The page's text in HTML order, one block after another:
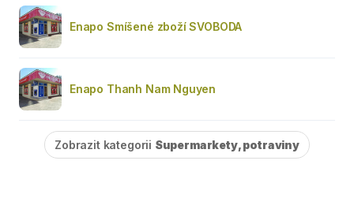
Enapo Smíšené zboží SVOBODA
Enapo Thanh Nam Nguyen
Zobrazit kategorii Supermarkety, potraviny